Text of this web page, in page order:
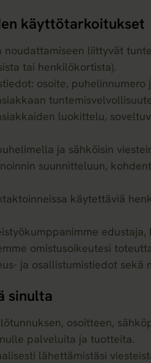
käyttötarkoitukset
liittyvät
tai henkilökortista).
osoite, puhelinnumero
luokittelu,
ja sähköisin
suunnitteluun,
käytettäviä
omistusoikeutesi
ja osallistumistiedot
sinulta
osoitteen,
palveluita ja tuotteita.
lähettämistäsi